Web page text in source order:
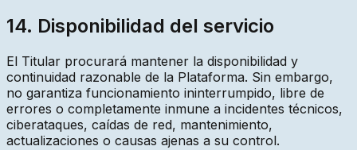
14. Disponibilidad del servicio
El Titular procurará mantener la disponibilidad y
continuidad razonable de la Plataforma. Sin embargo,
no garantiza funcionamiento ininterrumpido, libre de
errores o completamente inmune a incidentes técnicos,
ciberataques, caídas de red, mantenimiento,
actualizaciones o causas ajenas a su control.